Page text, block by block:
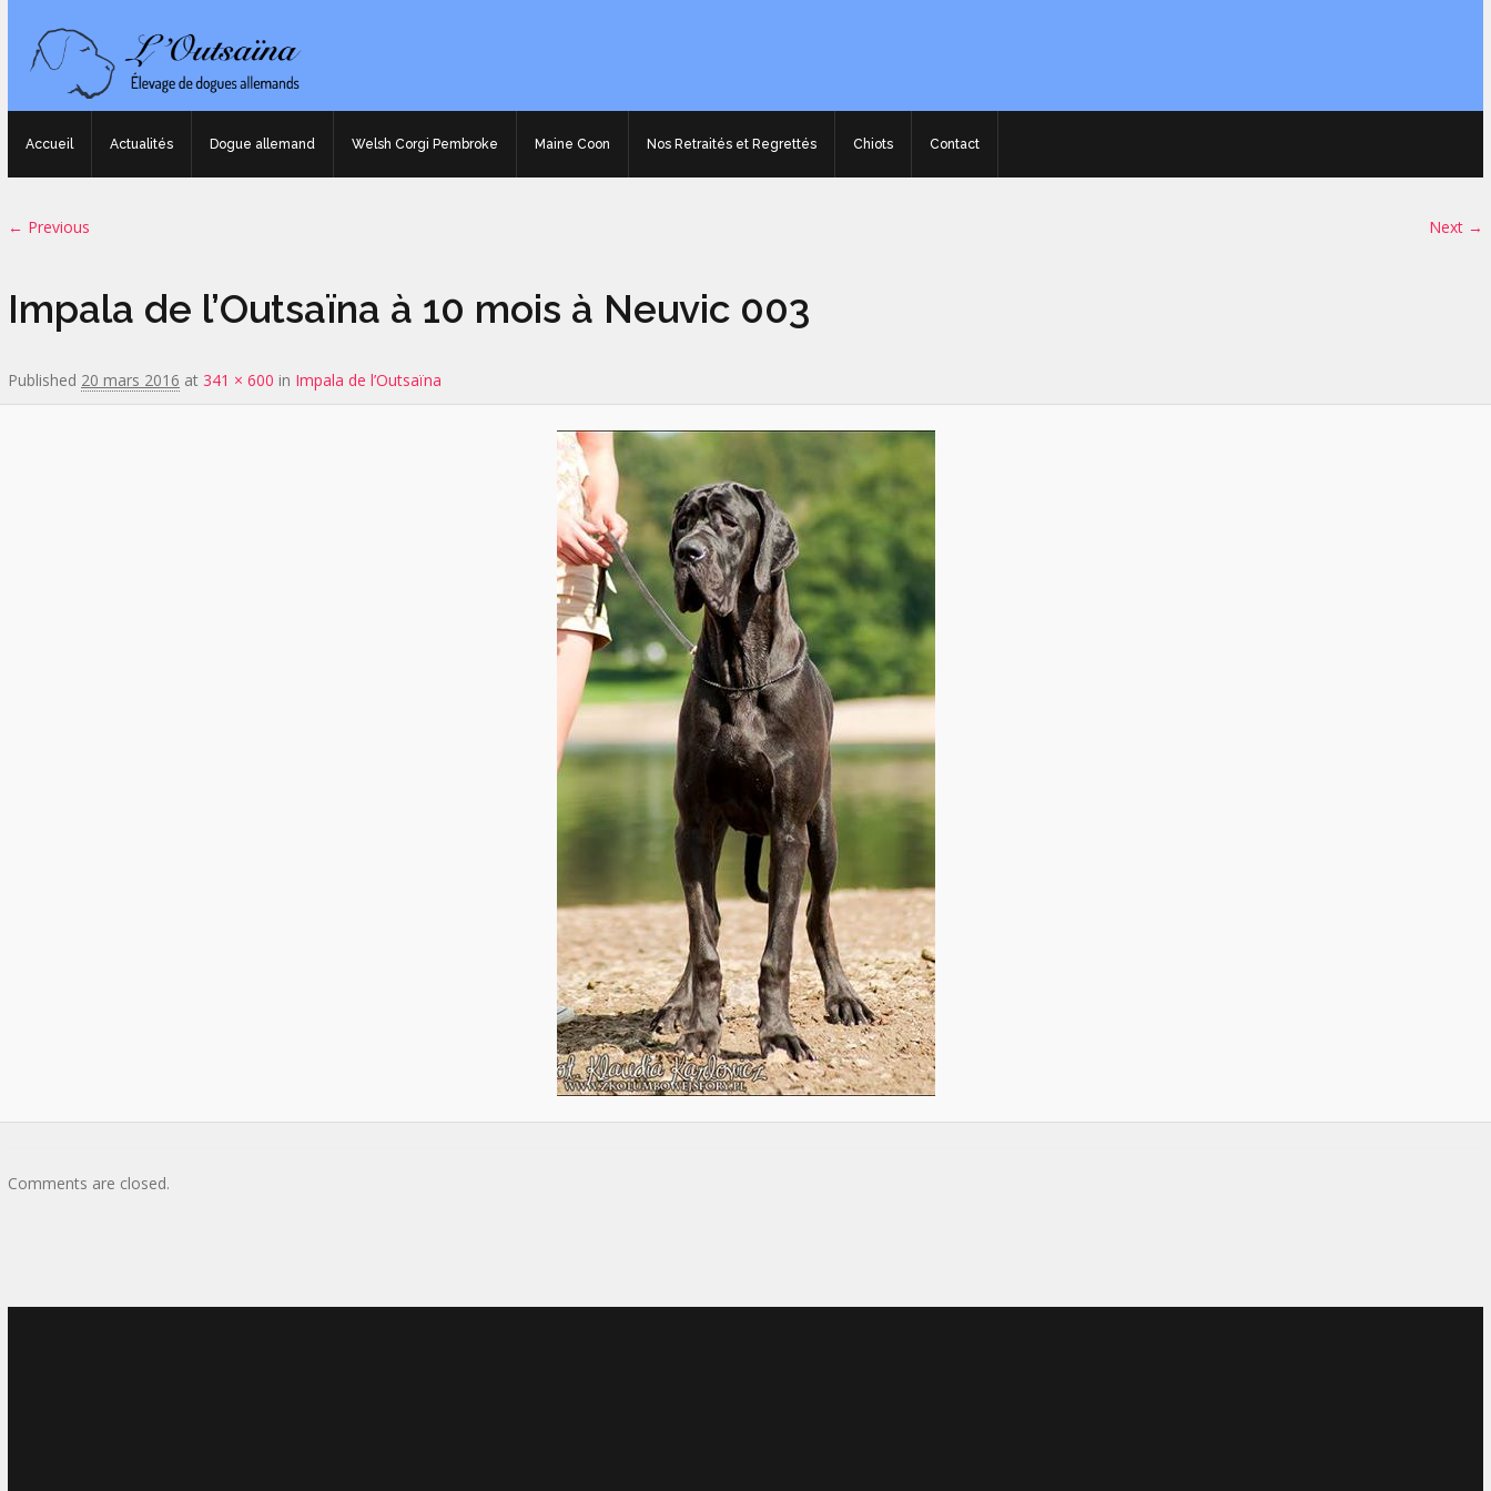
Accueil Actualités Dogue allemand Welsh Corgi Pembroke Maine Coon Nos Retraités et Regrettés Chiots Contact
Image navigation
← Previous Next →
Impala de l’Outsaïna à 10 mois à Neuvic 003
Published 20 mars 2016 at 341 × 600 in Impala de l’Outsaïna
Comments are closed.